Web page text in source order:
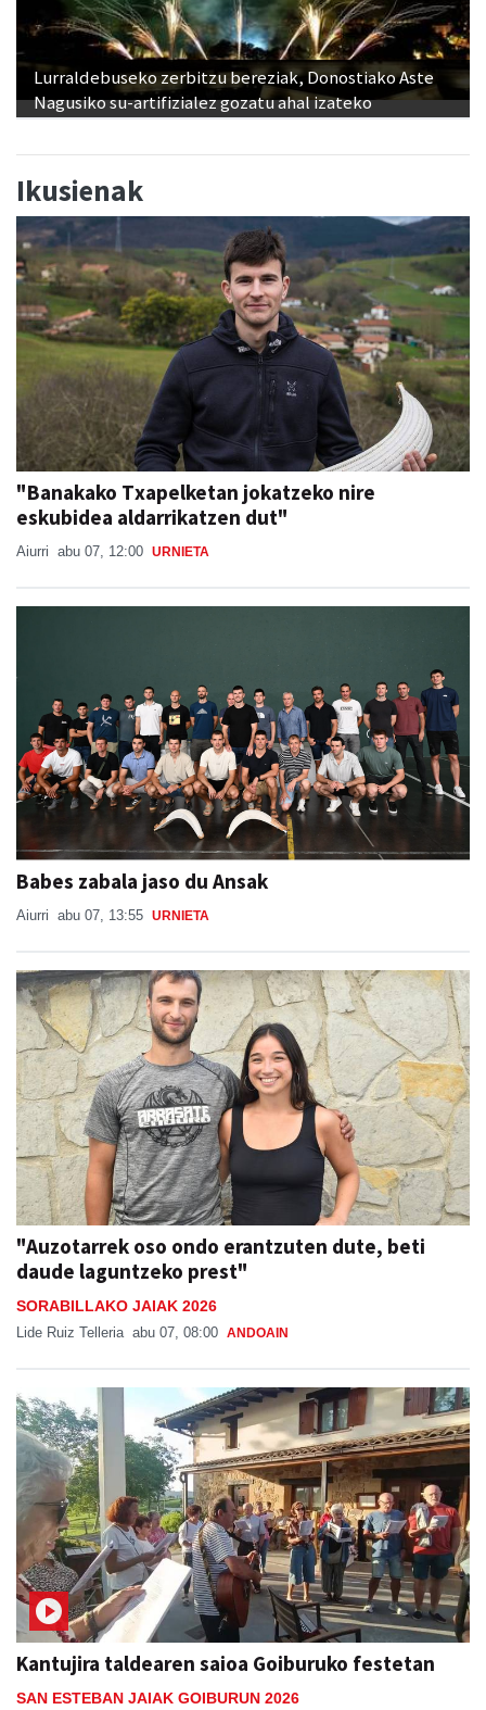
Lurraldebuseko zerbitzu bereziak, Donostiako Aste
Nagusiko su-artifizialez gozatu ahal izateko
Ikusienak
"Banakako Txapelketan jokatzeko nire
eskubidea aldarrikatzen dut"
Aiurri abu 07, 12:00 URNIETA
Babes zabala jaso du Ansak
Aiurri abu 07, 13:55 URNIETA
"Auzotarrek oso ondo erantzuten dute, beti
daude laguntzeko prest"
SORABILLAKO JAIAK 2026
Lide Ruiz Telleria abu 07, 08:00 ANDOAIN
Kantujira taldearen saioa Goiburuko festetan
SAN ESTEBAN JAIAK GOIBURUN 2026